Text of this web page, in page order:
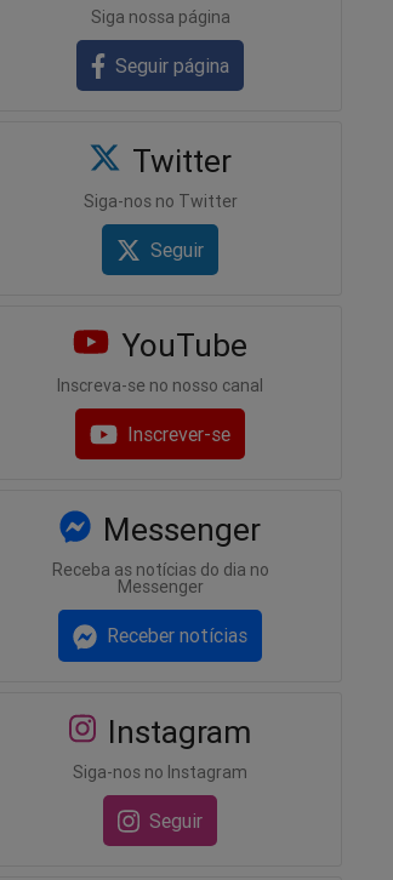
Siga nossa página
Seguir página
Twitter
Siga-nos no Twitter
Seguir
YouTube
Inscreva-se no nosso canal
Inscrever-se
Messenger
Receba as notícias do dia no
Messenger
Receber notícias
Instagram
Siga-nos no Instagram
Seguir